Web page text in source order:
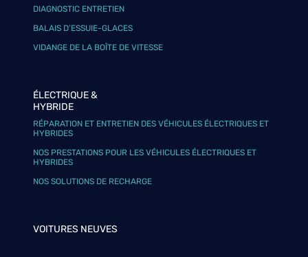
DIAGNOSTIC ENTRETIEN
BALAIS D’ESSUIE-GLACES
VIDANGE DE LA BOÎTE DE VITESSE
ÉLECTRIQUE &
HYBRIDE
RÉPARATION ET ENTRETIEN DES VÉHICULES ÉLECTRIQUES ET
HYBRIDES
NOS PRESTATIONS POUR LES VÉHICULES ÉLECTRIQUES ET
HYBRIDES
NOS SOLUTIONS DE RECHARGE
VOITURES NEUVES